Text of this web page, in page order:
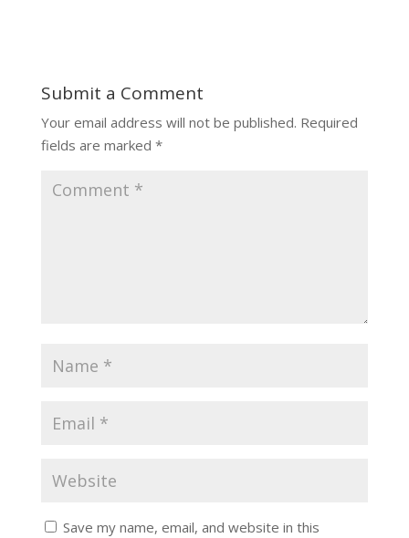
Submit a Comment
Your email address will not be published. Required
fields are marked *
Save my name, email, and website in this